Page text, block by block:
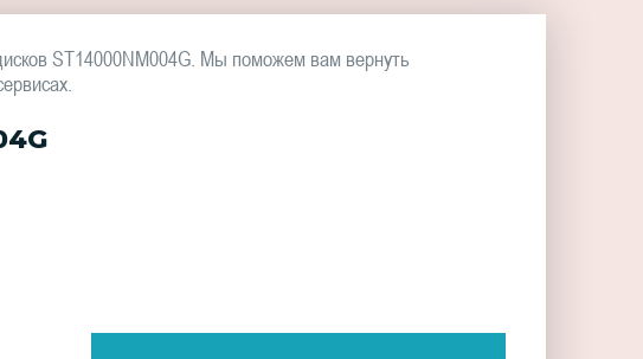
ST14000NM004G. Мы поможем вам вернуть